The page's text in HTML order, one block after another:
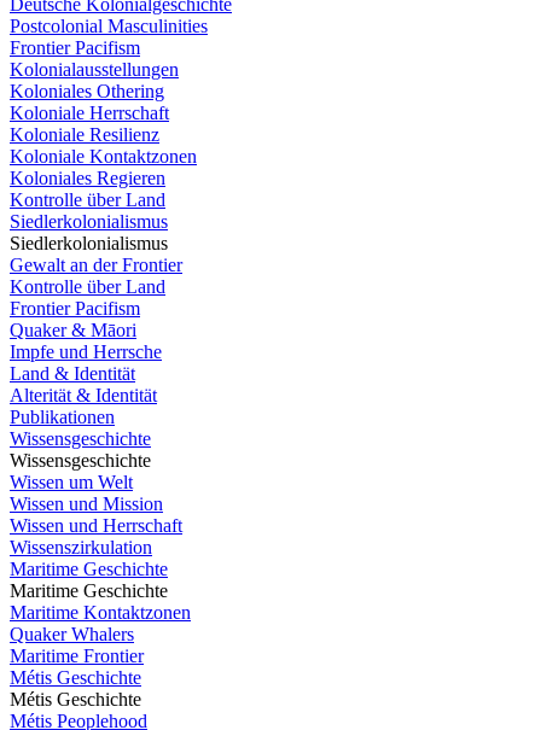
Deutsche Kolonialgeschichte
Postcolonial Masculinities
Frontier Pacifism
Kolonialausstellungen
Koloniales Othering
Koloniale Herrschaft
Koloniale Resilienz
Koloniale Kontaktzonen
Koloniales Regieren
Kontrolle über Land
Siedlerkolonialismus
Siedlerkolonialismus
Gewalt an der Frontier
Kontrolle über Land
Frontier Pacifism
Quaker & Māori
Impfe und Herrsche
Land & Identität
Alterität & Identität
Publikationen
Wissensgeschichte
Wissensgeschichte
Wissen um Welt
Wissen und Mission
Wissen und Herrschaft
Wissenszirkulation
Maritime Geschichte
Maritime Geschichte
Maritime Kontaktzonen
Quaker Whalers
Maritime Frontier
Métis Geschichte
Métis Geschichte
Métis Peoplehood